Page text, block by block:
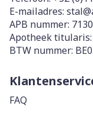
E-mailadres: stal@
APB nummer:
Apotheek titularis:
BTW nummer:
FAQ